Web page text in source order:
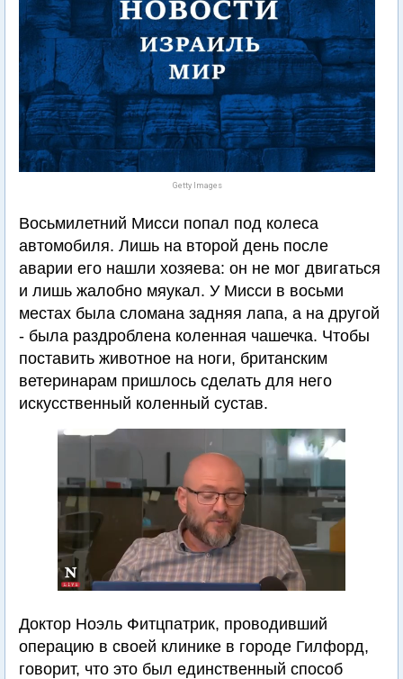
Getty Images
Восьмилетний Мисси попал под колеса
автомобиля. Лишь на второй день после
аварии его нашли хозяева: он не мог двигаться
и лишь жалобно мяукал. У Мисси в восьми
местах была сломана задняя лапа, а на другой
- была раздроблена коленная чашечка. Чтобы
поставить животное на ноги, британским
ветеринарам пришлось сделать для него
искусственный коленный сустав.
Доктор Ноэль Фитцпатрик, проводивший
операцию в своей клинике в городе Гилфорд,
говорит, что это был единственный способ